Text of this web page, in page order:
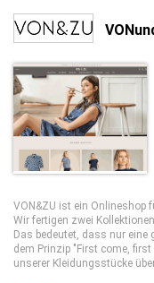
VON&ZU ist ein Onlineshop
Wir fertigen zwei
Das bedeutet, dass nur
dem Prinzip "First come,
unserer Kleidungsstücke